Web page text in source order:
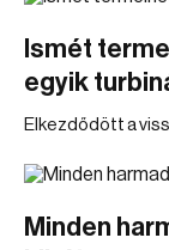
Ismét
egyik
Elkezdődött a
Minden